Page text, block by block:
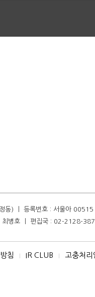
동) ㅣ 등록번호 : 서울아
: 최병호 ㅣ 편집국 : 02-2128-
침 I IR CLUB I 고충처리